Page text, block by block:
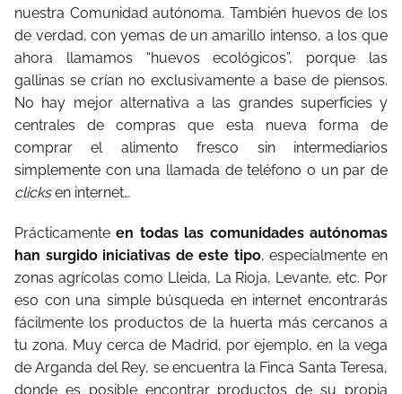
nuestra Comunidad autónoma. También huevos de los
de verdad, con yemas de un amarillo intenso, a los que
ahora llamamos “huevos ecológicos”, porque las
gallinas se crían no exclusivamente a base de piensos.
No hay mejor alternativa a las grandes superficies y
centrales de compras que esta nueva forma de
comprar el alimento fresco sin intermediarios
simplemente con una llamada de teléfono o un par de
clicksen internet…
Prácticamenteen todas las comunidades autónomas
han surgido iniciativas de este tipo, especialmente en
zonas agrícolas como Lleida, La Rioja, Levante, etc. Por
eso con una simple búsqueda en internet encontrarás
fácilmente los productos de la huerta más cercanos a
tu zona. Muy cerca de Madrid, por ejemplo, en la vega
de Arganda del Rey, se encuentra la Finca Santa Teresa,
donde es posible encontrar productos de su propia